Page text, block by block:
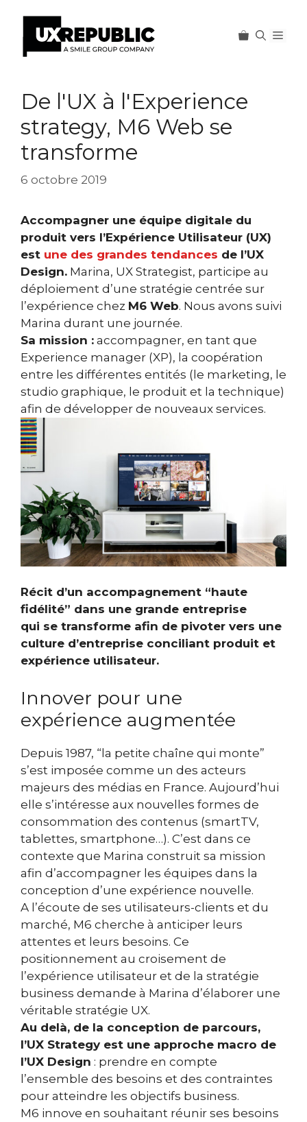
contenuDe l'UX à l'Experience
strategy, M6 Web se
transforme
6 octobre 2019
Accompagner une équipe digitale du
produit vers l’Expérience Utilisateur (UX)
est une des grandes tendances de l’UX
Design. Marina, UX Strategist, participe au
déploiement d’une stratégie centrée sur
l’expérience chez M6 Web. Nous avons suivi
Marina durant une journée.
Sa mission : accompagner, en tant que
Experience manager (XP), la coopération
entre les différentes entités (le marketing, le
studio graphique, le produit et la technique)
afin de développer de nouveaux services.
Récit d’un accompagnement “haute
fidélité” dans une grande entreprise
qui se transforme afin de pivoter vers une
culture d’entreprise conciliant produit et
expérience utilisateur.
Innover pour une
expérience augmentée
Depuis 1987, “la petite chaîne qui monte”
s’est imposée comme un des acteurs
majeurs des médias en France. Aujourd’hui
elle s’intéresse aux nouvelles formes de
consommation des contenus (smartTV,
tablettes, smartphone…). C’est dans ce
contexte que Marina construit sa mission
afin d’accompagner les équipes dans la
conception d’une expérience nouvelle.
A l’écoute de ses utilisateurs-clients et du
marché, M6 cherche à anticiper leurs
attentes et leurs besoins. Ce
positionnement au croisement de
l’expérience utilisateur et de la stratégie
business demande à Marina d’élaborer une
véritable stratégie UX.
Au delà, de la conception de parcours,
l’UX Strategy est une approche macro de
l’UX Design : prendre en compte
l’ensemble des besoins et des contraintes
pour atteindre les objectifs business.
M6 innove en souhaitant réunir ses besoins